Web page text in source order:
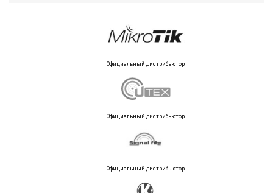
Официальный дистрибьютор
Официальный дистрибьютор
Официальный дистрибьютор